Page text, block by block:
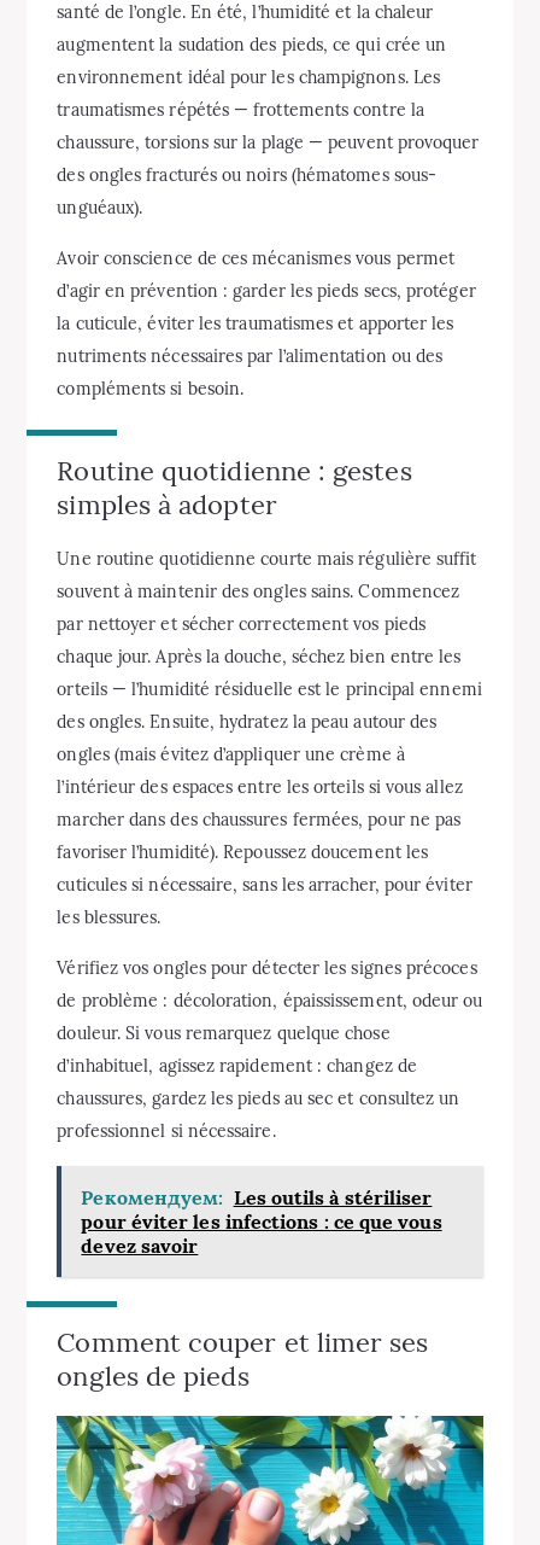
santé de l’ongle. En été, l’humidité et la chaleur
augmentent la sudation des pieds, ce qui crée un
environnement idéal pour les champignons. Les
traumatismes répétés — frottements contre la
chaussure, torsions sur la plage — peuvent provoquer
des ongles fracturés ou noirs (hématomes sous-
unguéaux).
Avoir conscience de ces mécanismes vous permet
d’agir en prévention : garder les pieds secs, protéger
la cuticule, éviter les traumatismes et apporter les
nutriments nécessaires par l’alimentation ou des
compléments si besoin.
Routine quotidienne : gestes
simples à adopter
Une routine quotidienne courte mais régulière suffit
souvent à maintenir des ongles sains. Commencez
par nettoyer et sécher correctement vos pieds
chaque jour. Après la douche, séchez bien entre les
orteils — l’humidité résiduelle est le principal ennemi
des ongles. Ensuite, hydratez la peau autour des
ongles (mais évitez d’appliquer une crème à
l’intérieur des espaces entre les orteils si vous allez
marcher dans des chaussures fermées, pour ne pas
favoriser l’humidité). Repoussez doucement les
cuticules si nécessaire, sans les arracher, pour éviter
les blessures.
Vérifiez vos ongles pour détecter les signes précoces
de problème : décoloration, épaississement, odeur ou
douleur. Si vous remarquez quelque chose
d’inhabituel, agissez rapidement : changez de
chaussures, gardez les pieds au sec et consultez un
professionnel si nécessaire.
Рекомендуем: Les outils à stériliser
pour éviter les infections : ce que vous
devez savoir
Comment couper et limer ses
ongles de pieds